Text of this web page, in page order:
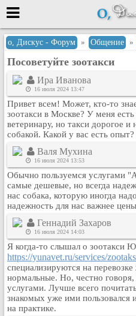
Меню
или войти через
Вход с 7ooo.ru
Регистрация
Забыли пароль?
Данные авторизации одинаковые с
сайтом 7ooo.ru
Форумы
Главная
Поиск
Новые сообщения
Беседы
Игры
Кулинария
Физкультура и спорт
Видео и Кино
о, Дискус - Форум » Общение »
Посоветуйте зоотакси
Ира Иванова
16 июля 2024 13:47
Привет всем! Может, кто-то
зоотакси в Москве? У меня
ветеринару, но такси дорогое и
собакой. Какой у вас есть
Валя Мухина
16 июля 2024 13:53
Обычно пользуемся услугами
самые дешевые, но всегда
нас собака, которую иногда
надежность для нас важнее
Геннадий Захаров
16 июля 2024 14:03
Я когда-то слышал о зоотакси
https://yunavet.ru/services/
специализируются на
нормальные. Но, честно говоря,
услугами. Лучше всего
знакомых уже ими пользовался
на практике.